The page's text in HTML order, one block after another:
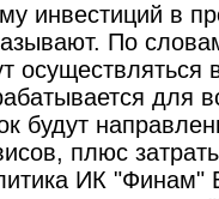
инвестиций в
По
осуществляться
для
будут
плюс
ИК "Финам"